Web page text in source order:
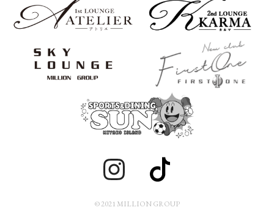
© 2021 MILLION GROUP